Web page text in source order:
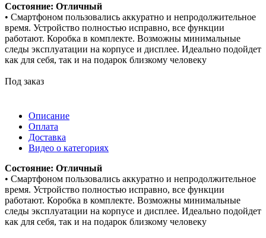
Состояние: Отличный
• Смартфоном пользовались аккуратно и непродолжительное
время. Устройство полностью исправно, все функции
работают. Коробка в комплекте. Возможны минимальные
следы эксплуатации на корпусе и дисплее. Идеально подойдет
как для себя, так и на подарок близкому человеку
Под заказ
Описание
Оплата
Доставка
Видео о категориях
Состояние: Отличный
• Смартфоном пользовались аккуратно и непродолжительное
время. Устройство полностью исправно, все функции
работают. Коробка в комплекте. Возможны минимальные
следы эксплуатации на корпусе и дисплее. Идеально подойдет
как для себя, так и на подарок близкому человеку